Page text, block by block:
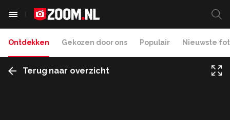
Ontdekken Gekozen door ons Populair Nieuwste
Terug naar overzicht